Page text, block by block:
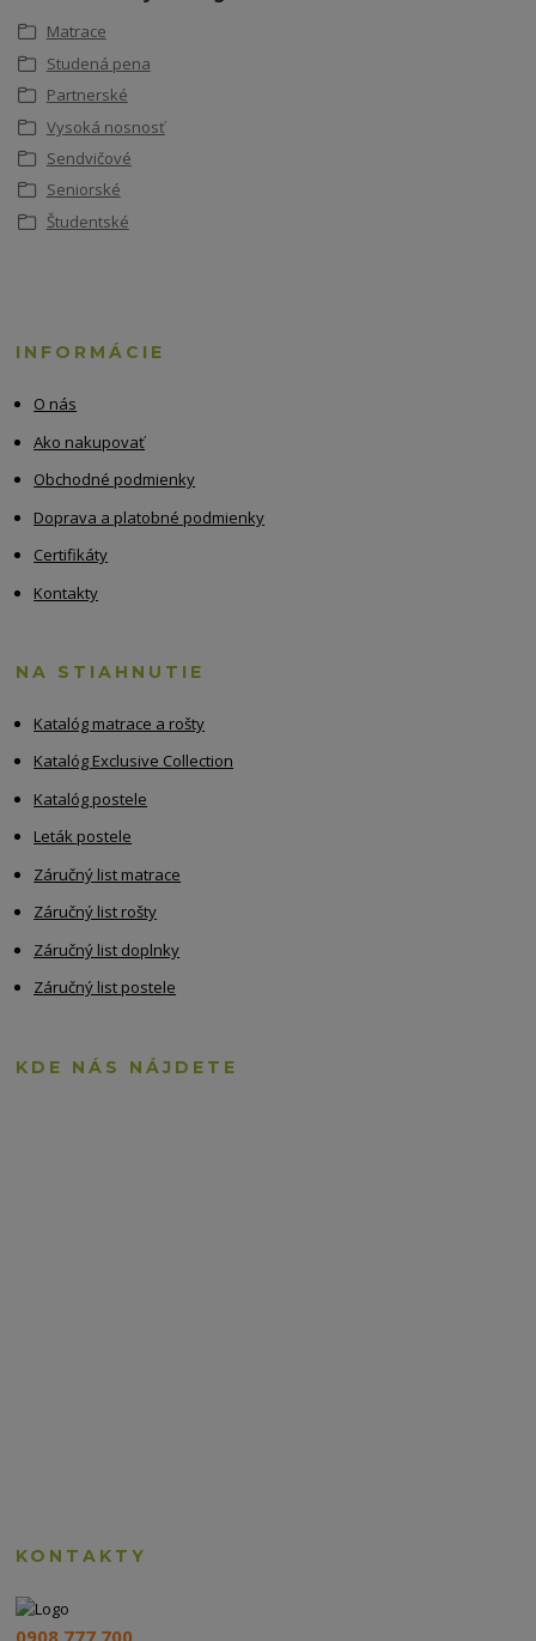
Matrace
Studená pena
Partnerské
Vysoká nosnosť
Sendvičové
Seniorské
Študentské
INFORMÁCIE
O nás
Ako nakupovať
Obchodné podmienky
Doprava a platobné podmienky
Certifikáty
Kontakty
NA STIAHNUTIE
Katalóg matrace a rošty
Katalóg Exclusive Collection
Katalóg postele
Leták postele
Záručný list matrace
Záručný list rošty
Záručný list doplnky
Záručný list postele
KDE NÁS NÁJDETE
KONTAKTY
0908 777 700